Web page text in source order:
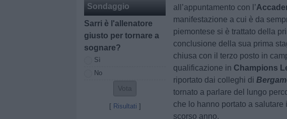
Sondaggio
Sarri è l'allenatore
giusto per tornare a
sognare?
Sì
No
[ Risultati ]
all’appuntamento con l’
manifestazione a cui è da
piemontese si è trattato della
conclusione della sua prima
chiusa con il terzo posto in
qualificazione in Champions
riportato dai colleghi di
tornato a parlare del lungo
che lo hanno portato a
scorso anno.